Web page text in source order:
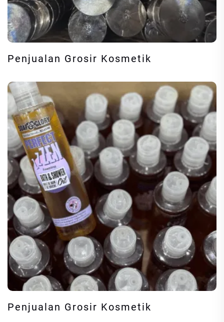
Penjualan Grosir Kosmetik
Penjualan Grosir Kosmetik